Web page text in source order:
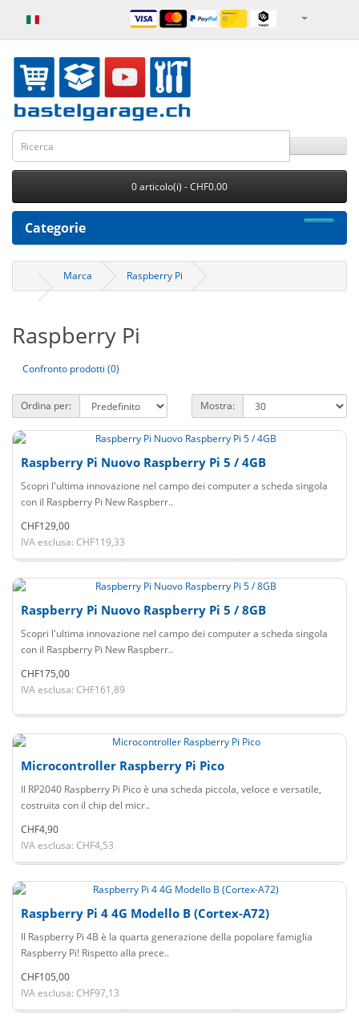
0 articolo(i) - CHF0.00
Categorie
Marca Raspberry Pi
Raspberry Pi
Confronto prodotti (0)
Ordina per: Mostra:
Raspberry Pi Nuovo Raspberry Pi 5 / 4GB
Scopri l'ultima innovazione nel campo dei computer a scheda singola
con il Raspberry Pi New Raspberr..
CHF129,00
IVA esclusa: CHF119,33
Raspberry Pi Nuovo Raspberry Pi 5 / 8GB
Scopri l'ultima innovazione nel campo dei computer a scheda singola
con il Raspberry Pi New Raspberr..
CHF175,00
IVA esclusa: CHF161,89
Microcontroller Raspberry Pi Pico
Il RP2040 Raspberry Pi Pico è una scheda piccola, veloce e versatile,
costruita con il chip del micr..
CHF4,90
IVA esclusa: CHF4,53
Raspberry Pi 4 4G Modello B (Cortex-A72)
Il Raspberry Pi 4B è la quarta generazione della popolare famiglia
Raspberry Pi! Rispetto alla prece..
CHF105,00
IVA esclusa: CHF97,13